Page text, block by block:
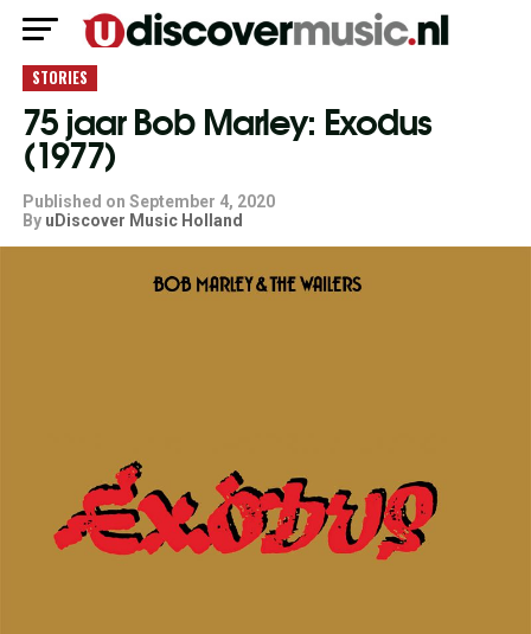
STORIES
75 jaar Bob Marley: Exodus
(1977)
Published on September 4, 2020
By uDiscover Music Holland